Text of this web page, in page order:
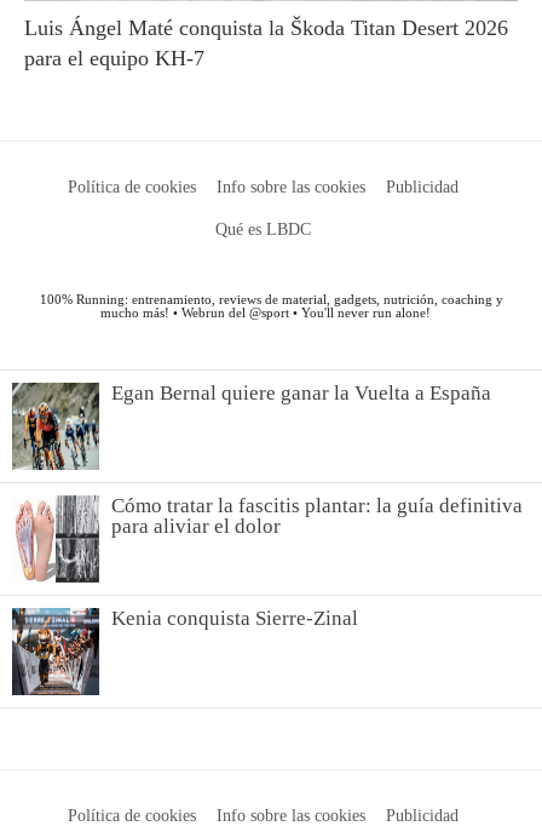
Egan Bernal quiere ganar la Vuelta a España
Cómo tratar la fascitis plantar: la guía definitiva
para aliviar el dolor
Kenia conquista Sierre-Zinal
Política de cookies Info sobre las cookies Publicidad